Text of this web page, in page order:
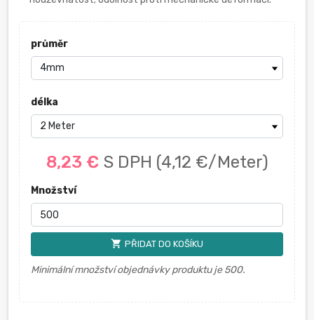
průměr
délka
8,23 € S DPH (4,12 €/Meter)
Množství
shopping_cart PŘIDAT DO KOŠÍKU
Minimální množství objednávky produktu je 500.